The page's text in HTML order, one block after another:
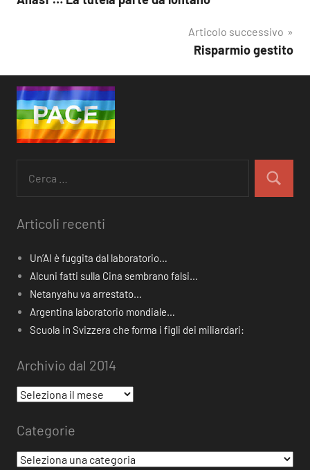
Articolo successivo
Risparmio gestito
per:
Cerca
Articoli recenti
Un’AI è fuggita dal laboratorio…
Alcuni fatti sulla Cina sembrano falsi…
Netanyahu va arrestato…
Argentina laboratorio mondiale…
Scuola in Svizzera che forma i figli dei miliardari:
Archivio dal 2014
Archivio
2014
Categorie
Categorie